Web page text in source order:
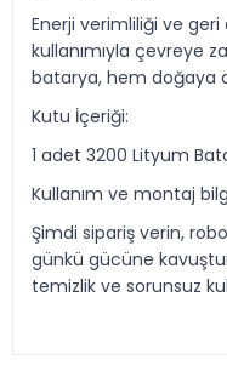
Enerji verimliliği ve
kullanımıyla çevreye
batarya, hem doğaya
Kutu İçeriği:
1 adet 3200 Lityum
Kullanım ve montaj
Şimdi sipariş verin,
günkü gücüne
temizlik ve sorunsuz